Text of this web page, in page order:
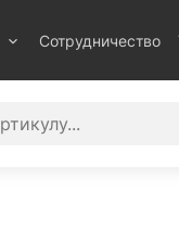
Сотрудничество